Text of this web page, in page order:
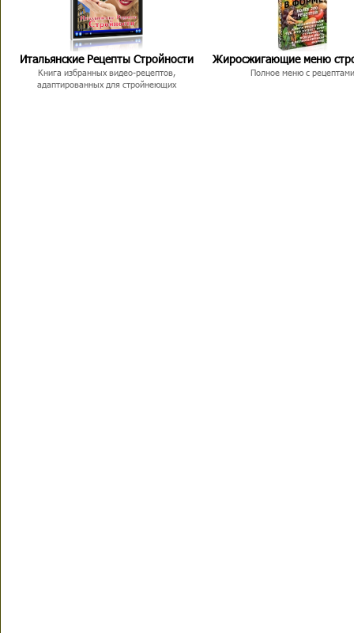
Итальянские Рецепты Стройности
Книга избранных видео-рецептов,
адаптированных для стройнеющих
Жиросжигающие меню
Полное меню с рецептами